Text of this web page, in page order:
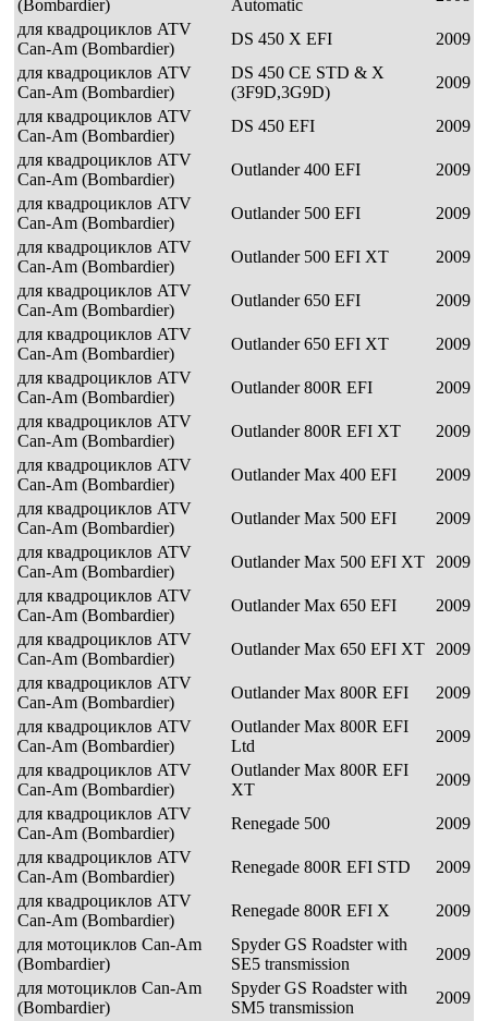
(Bombardier) Automatic
для квадроциклов ATV
Can-Am (Bombardier)
DS 450 X EFI
2009
для квадроциклов ATV
Can-Am (Bombardier)
DS 450 CE STD & X
(3F9D,3G9D)
2009
для квадроциклов ATV
Can-Am (Bombardier)
DS 450 EFI
2009
для квадроциклов ATV
Can-Am (Bombardier)
Outlander 400 EFI
2009
для квадроциклов ATV
Can-Am (Bombardier)
Outlander 500 EFI
2009
для квадроциклов ATV
Can-Am (Bombardier)
Outlander 500 EFI XT
2009
для квадроциклов ATV
Can-Am (Bombardier)
Outlander 650 EFI
2009
для квадроциклов ATV
Can-Am (Bombardier)
Outlander 650 EFI XT
2009
для квадроциклов ATV
Can-Am (Bombardier)
Outlander 800R EFI
2009
для квадроциклов ATV
Can-Am (Bombardier)
Outlander 800R EFI XT
2009
для квадроциклов ATV
Can-Am (Bombardier)
Outlander Max 400 EFI
2009
для квадроциклов ATV
Can-Am (Bombardier)
Outlander Max 500 EFI
2009
для квадроциклов ATV
Can-Am (Bombardier)
Outlander Max 500 EFI XT
2009
для квадроциклов ATV
Can-Am (Bombardier)
Outlander Max 650 EFI
2009
для квадроциклов ATV
Can-Am (Bombardier)
Outlander Max 650 EFI XT
2009
для квадроциклов ATV
Can-Am (Bombardier)
Outlander Max 800R EFI
2009
для квадроциклов ATV
Can-Am (Bombardier)
Outlander Max 800R EFI
Ltd
2009
для квадроциклов ATV
Can-Am (Bombardier)
Outlander Max 800R EFI
XT
2009
для квадроциклов ATV
Can-Am (Bombardier)
Renegade 500
2009
для квадроциклов ATV
Can-Am (Bombardier)
Renegade 800R EFI STD
2009
для квадроциклов ATV
Can-Am (Bombardier)
Renegade 800R EFI X
2009
для мотоциклов Can-Am
(Bombardier)
Spyder GS Roadster with
SE5 transmission
2009
для мотоциклов Can-Am
(Bombardier)
Spyder GS Roadster with
SM5 transmission
2009